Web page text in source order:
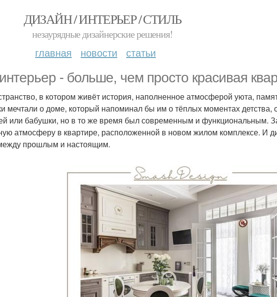
ДИЗАЙН / ИНТЕРЬЕР / СТИЛЬ
незаурядные дизайнерские решения!
главная новости статьи
- больше, чем просто красивая
в котором живёт история, наполненное атмосферой уюта,
мечтали о доме, который напоминал бы им о тёплых моментах
или бабушки, но в то же время был современным и функциональным.
атмосферу в квартире, расположенной в новом жилом комплексе. И
прошлым и настоящим.